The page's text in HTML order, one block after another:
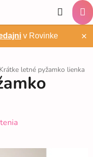
v Rovinke ×
Hľadať
Krátke letné pyžamko lienka